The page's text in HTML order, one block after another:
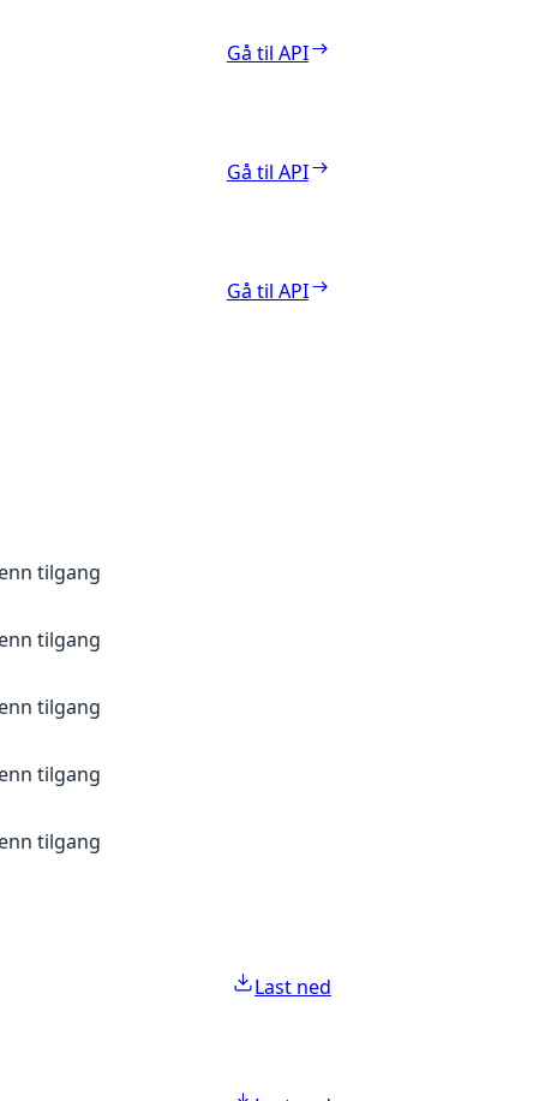
Gå til API
Gå til API
Gå til API
tilgang
tilgang
tilgang
tilgang
tilgang
Last ned